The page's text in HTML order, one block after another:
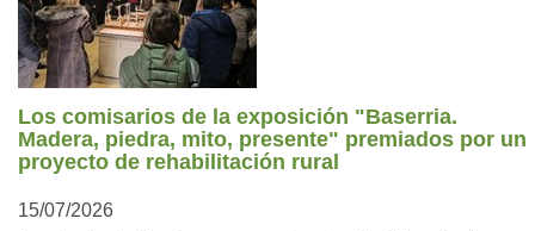
Los comisarios de la exposición "Baserria.
Madera, piedra, mito, presente" premiados por un
proyecto de rehabilitación rural
15/07/2026